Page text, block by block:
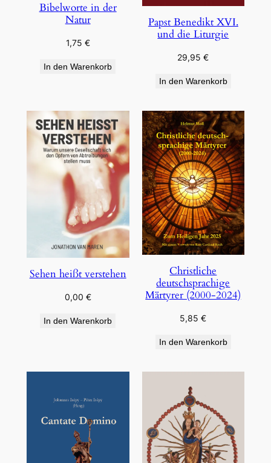
Bibelworte in der
Natur
1,75 €
In den Warenkorb
Papst Benedikt XVI.
und die Liturgie
29,95€
In den Warenkorb
Sehen heißt verstehen
0,00 €
In den Warenkorb
Christliche
deutschsprachige
Märtyrer (2000-2024)
5,85€
In den Warenkorb